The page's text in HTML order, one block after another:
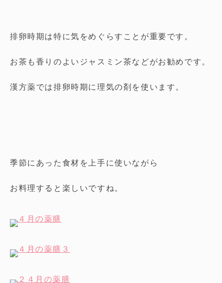
排卵時期は特に気をめぐらすことが重要です。
お茶も香りのよいジャスミン茶などがお勧めです。
漢方薬では排卵時期に理気の剤を使います。
季節にあった食材を上手に使いながら
お料理すると楽しいですね。